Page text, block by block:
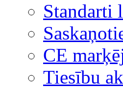
Standarti
CE
Tiesību